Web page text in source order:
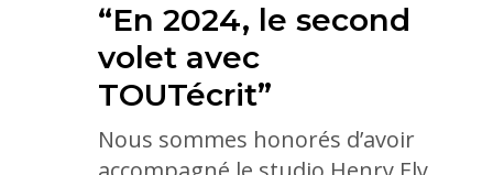
“En 2024, le second
volet avec
TOUTécrit”
Nous sommes honorés d’avoir